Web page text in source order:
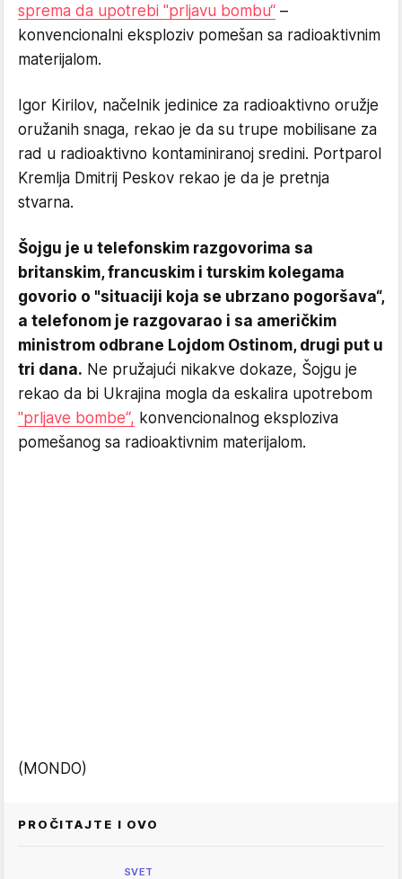
sprema da upotrebi "prljavu bombu“ –
konvencionalni eksploziv pomešan sa radioaktivnim
materijalom.
Igor Kirilov, načelnik jedinice za radioaktivno oružje
oružanih snaga, rekao je da su trupe mobilisane za
rad u radioaktivno kontaminiranoj sredini. Portparol
Kremlja Dmitrij Peskov rekao je da je pretnja
stvarna.
Šojgu je u telefonskim razgovorima sa
britanskim, francuskim i turskim kolegama
govorio o "situaciji koja se ubrzano pogoršava“,
a telefonom je razgovarao i sa američkim
ministrom odbrane Lojdom Ostinom, drugi put u
tri dana. Ne pružajući nikakve dokaze, Šojgu je
rekao da bi Ukrajina mogla da eskalira upotrebom
"prljave bombe“, konvencionalnog eksploziva
pomešanog sa radioaktivnim materijalom.
(MONDO)
PROČITAJTE I OVO
SVET